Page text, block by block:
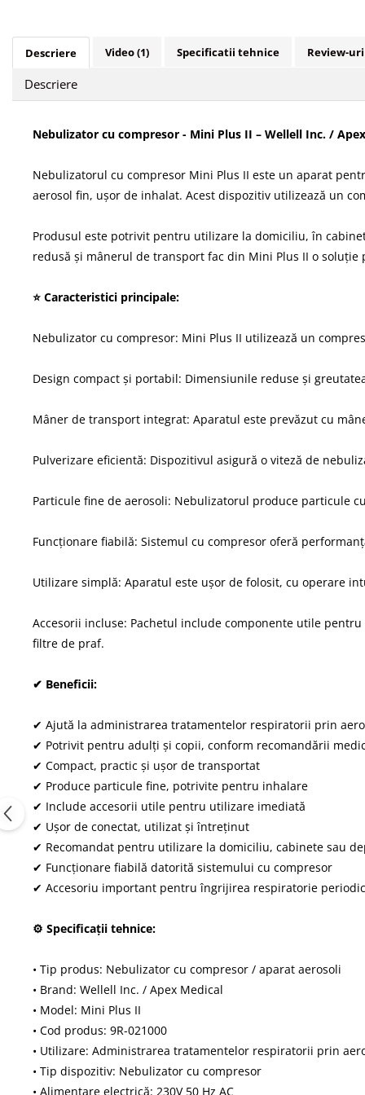
Descriere Video(1) Specificatii tehnice Review-uri
Descriere
Nebulizator cu compresor - Mini Plus II – Wellell Inc. /
Nebulizatorul cu compresor Mini Plus II este un aparat
aerosol fin, ușor de inhalat. Acest dispozitiv utilizează un
Produsul este potrivit pentru utilizare la domiciliu, în
redusă și mânerul de transport fac din Mini Plus II o
⭐ Caracteristici principale:
Nebulizator cu compresor: Mini Plus II utilizează un
Design compact și portabil: Dimensiunile reduse și
Mâner de transport integrat: Aparatul este prevăzut cu
Pulverizare eficientă: Dispozitivul asigură o viteză de
Particule fine de aerosoli: Nebulizatorul produce particule
Funcționare fiabilă: Sistemul cu compresor oferă
Utilizare simplă: Aparatul este ușor de folosit, cu operare
Accesorii incluse: Pachetul include componente utile
filtre de praf.
✔ Beneficii:
✔ Ajută la administrarea tratamentelor respiratorii prin
✔ Potrivit pentru adulți și copii, conform recomandării
✔ Compact, practic și ușor de transportat
✔ Produce particule fine, potrivite pentru inhalare
✔ Include accesorii utile pentru utilizare imediată
✔ Ușor de conectat, utilizat și întreținut
✔ Recomandat pentru utilizare la domiciliu, cabinete sau
✔ Funcționare fiabilă datorită sistemului cu compresor
✔ Accesoriu important pentru îngrijirea respiratorie
⚙ Specificații tehnice:
• Tip produs: Nebulizator cu compresor / aparat aerosoli
• Brand: Wellell Inc. / Apex Medical
• Model: Mini Plus II
• Cod produs: 9R-021000
• Utilizare: Administrarea tratamentelor respiratorii prin
• Tip dispozitiv: Nebulizator cu compresor
• Alimentare electrică: 230V 50 Hz AC